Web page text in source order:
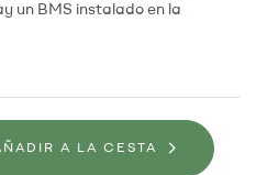
un BMS instalado en la
A LA CESTA